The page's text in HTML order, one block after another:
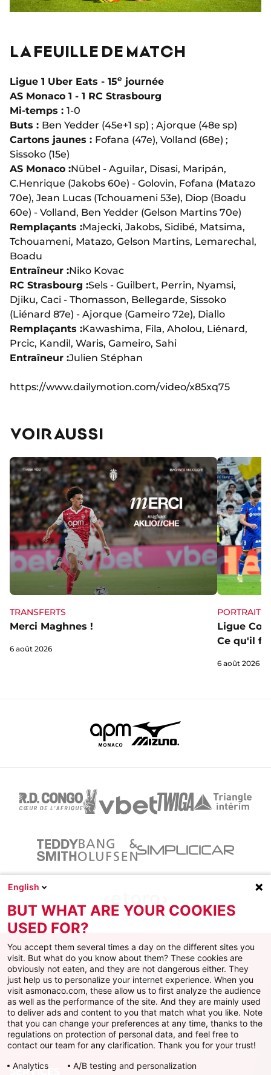
LA FEUILLE DE MATCH
Ligue 1 Uber Eats - 15e journée
AS Monaco 1 - 1 RC Strasbourg
Mi-temps : 1-0
Buts : Ben Yedder (45e+1 sp) ; Ajorque (48e sp)
Cartons jaunes : Fofana (47e), Volland (68e) ;
Sissoko (15e)
AS Monaco :Nübel - Aguilar, Disasi, Maripán,
C.Henrique (Jakobs 60e) - Golovin, Fofana (Matazo
70e), Jean Lucas (Tchouameni 53e), Diop (Boadu
60e) - Volland, Ben Yedder (Gelson Martins 70e)
Remplaçants :Majecki, Jakobs, Sidibé, Matsima,
Tchouameni, Matazo, Gelson Martins, Lemarechal,
Boadu
Entraîneur :Niko Kovac
RC Strasbourg :Sels - Guilbert, Perrin, Nyamsi,
Djiku, Caci - Thomasson, Bellegarde, Sissoko
(Liénard 87e) - Ajorque (Gameiro 72e), Diallo
Remplaçants :Kawashima, Fila, Aholou, Liénard,
Prcic, Kandil, Waris, Gameiro, Sahi
Entraîneur :Julien Stéphan
https://www.dailymotion.com/video/x85xq75
VOIR AUSSI
TRANSFERTS
Merci Maghnes !
6 août 2026
PORTRAIT
Ligue
Ce qu'il
6 août 2026
Facebook
X Instagram
YoutubeTikTokTwitch
AS MONACO
SERVICES
English
BUT WHAT ARE YOUR COOKIES
USED FOR?
You accept them several times a day on the different sites you
visit. But what do you know about them? These cookies are
obviously not eaten, and they are not dangerous either. They
just help us to personalize your internet experience. When you
visit asmonaco.com, these allow us to first analyze the audience
as well as the performance of the site. And they are mainly used
to deliver ads and content to you that match what you like. Note
that you can change your preferences at any time, thanks to the
regulations on protection of personal data, and feel free to
contact our team for any clarification. Thank you for your trust!
Analytics
A/B testing and personalization